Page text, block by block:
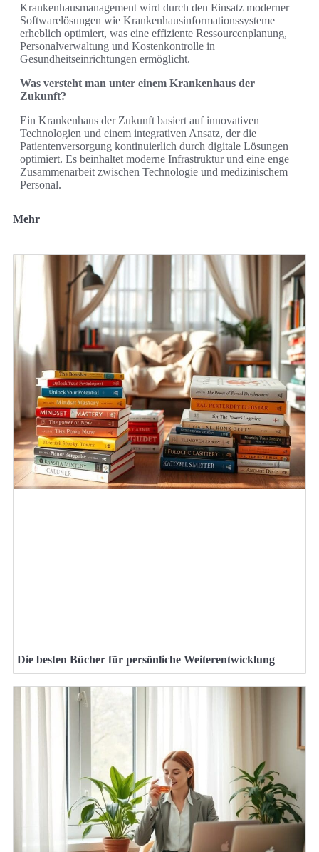
Krankenhausmanagement wird durch den Einsatz moderner
Softwarelösungen wie Krankenhausinformationssysteme
erheblich optimiert, was eine effiziente Ressourcenplanung,
Personalverwaltung und Kostenkontrolle in
Gesundheitseinrichtungen ermöglicht.
Was versteht man unter einem Krankenhaus der
Zukunft?
Ein Krankenhaus der Zukunft basiert auf innovativen
Technologien und einem integrativen Ansatz, der die
Patientenversorgung kontinuierlich durch digitale Lösungen
optimiert. Es beinhaltet moderne Infrastruktur und eine enge
Zusammenarbeit zwischen Technologie und medizinischem
Personal.
Mehr
Die besten Bücher für persönliche Weiterentwicklung